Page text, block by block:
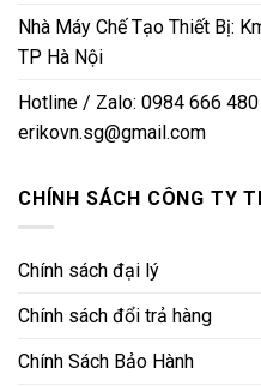
Nhà Máy Chế Tạo Thiết Bị:
TP Hà Nội
Hotline / Zalo: 0984 666
erikovn.sg@gmail.com
CHÍNH SÁCH CÔNG TY
Chính sách đại lý
Chính sách đổi trả hàng
Chính Sách Bảo Hành